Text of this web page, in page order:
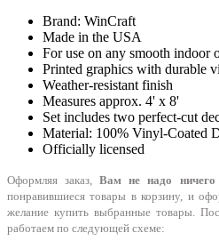
Brand: WinCraft
Made in the USA
For use on any smooth indoor
Printed graphics with durable
Weather-resistant finish
Measures approx. 4' x 8'
Set includes two perfect-cut
Material: 100% Vinyl-Coated
Officially licensed
Оформляя заказ,Вам не надо ничего
понравившиеся товары в корзину, и
желание купить выбранные товары.
работаем по следующей схеме: